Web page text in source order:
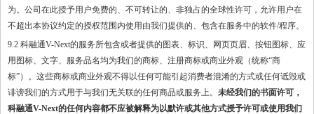
为。公司在此授予用户免费的、不可转让的、非独占的全球性许可，允许用户在
不超出本协议约定的授权范围内使用由我们提供的、包含在服务中的软件/程序。
9.2 科融通V-Next的服务所包含或者提供的图表、标识、网页页眉、按钮图标、应
用图标、文字、服务品名均为我们的商标、注册商标或商业外观（统称“商
标”）。这些商标或商业外观不得以任何可能引起消费者混淆的方式或任何诋毁或
诽谤我们的方式用于与我们无关联的任何商品或服务上。 未经我们的书面许可，
科融通V-Next的任何内容都不应被解释为以默许或其他方式授予许可或使用我们